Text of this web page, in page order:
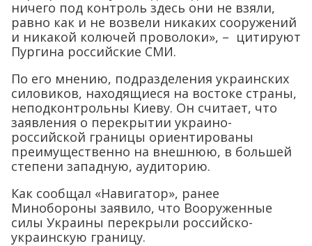
ничего под контроль здесь они не взяли,
равно как и не возвели никаких сооружений
и никакой колючей проволоки», – цитируют
Пургина российские СМИ.
По его мнению, подразделения украинских
силовиков, находящиеся на востоке страны,
неподконтрольны Киеву. Он считает, что
заявления о перекрытии украино-
российской границы ориентированы
преимущественно на внешнюю, в большей
степени западную, аудиторию.
Как сообщал «Навигатор», ранее
Минобороны заявило, что Вооруженные
силы Украины перекрыли российско-
украинскую границу.